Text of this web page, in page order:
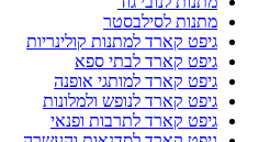
מתנות לסילבסטר
גיפט קארד למתנות קולינריות
גיפט קארד לבתי ספא
גיפט קארד למותגי אופנה
גיפט קארד לנופש ולמלונות
גיפט קארד לתרבות ופנאי